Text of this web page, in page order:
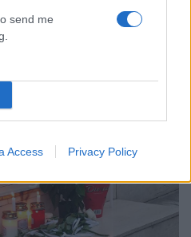
send me
Access Privacy Policy